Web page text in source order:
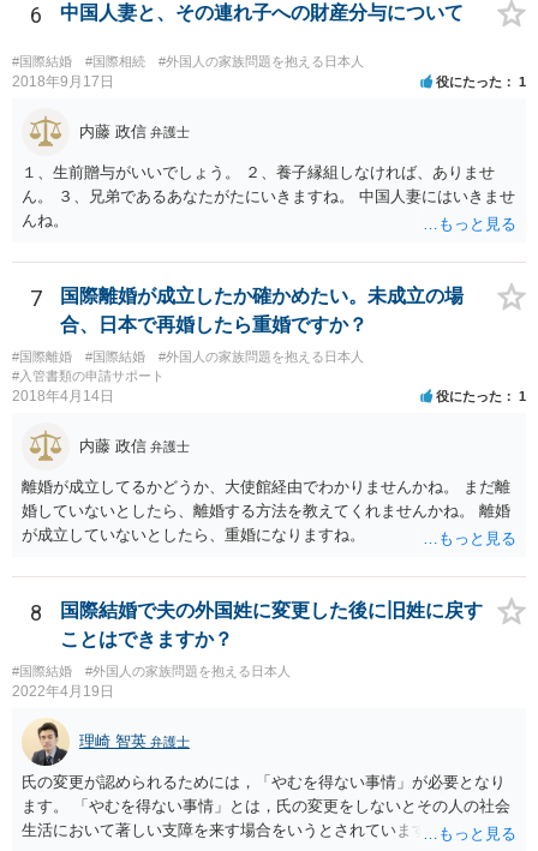
6 中国人妻と、その連れ子への財産分与について
#国際結婚 #国際相続 #外国人の家族問題を抱える日本人
2018年9月17日 役にたった 1
内藤 政信 弁護士
１、生前贈与がいいでしょう。 ２、養子縁組しなければ、ありませ
ん。 ３、兄弟であるあなたがたにいきますね。 中国人妻にはいきませ
んね。
7
国際離婚が成立したか確かめたい。未成立の場
合、日本で再婚したら重婚ですか？
#国際離婚 #国際結婚
#外国人の家族問題を抱える日本人
#入管書類の申請サポート
2018年4月14日 役にたった 1
内藤 政信 弁護士
離婚が成立してるかどうか、大使館経由でわかりませんかね。 まだ離
婚していないとしたら、離婚する方法を教えてくれませんかね。 離婚
が成立していないとしたら、重婚になりますね。
8
国際結婚で夫の外国姓に変更した後に旧姓に戻す
ことはできますか？
#国際結婚 #外国人の家族問題を抱える日本人
2022年4月19日
理崎 智英 弁護士
氏の変更が認められるためには，「やむを得ない事情」が必要となり
ます。 「やむを得ない事情」とは，氏の変更をしないとその人の社会
生活において著しい支障を来す場合をいうとされています。 中国の苗